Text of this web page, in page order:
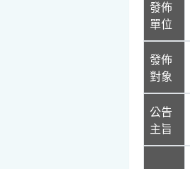
發佈
單位
發佈
對象
公告
主旨